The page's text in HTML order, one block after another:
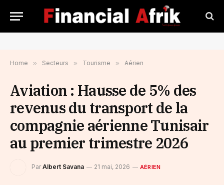
Home » Secteurs » Tourisme » Aérien
Aviation : Hausse de 5% des
revenus du transport de la
compagnie aérienne Tunisair
au premier trimestre 2026
Par Albert Savana 21 mai, 2026 AÉRIEN